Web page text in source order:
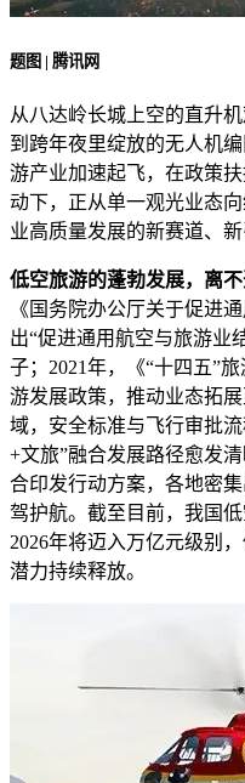
题图 | 腾讯网
从八达岭长城上空的直升
到跨年夜里绽放的无人机
游产业加速起飞，在政策
动下，正从单一观光业态
业高质量发展的新赛道、新
低空旅游的蓬勃发展，离
《国务院办公厅关于促进
出“促进通用航空与旅游业
子；2021年，《“十四五”
游发展政策，推动业态拓
域，安全标准与飞行审批
+文旅”融合发展路径愈发
合印发行动方案，各地密
驾护航。截至目前，我国
2026年将迈入万亿元级别
潜力持续释放。